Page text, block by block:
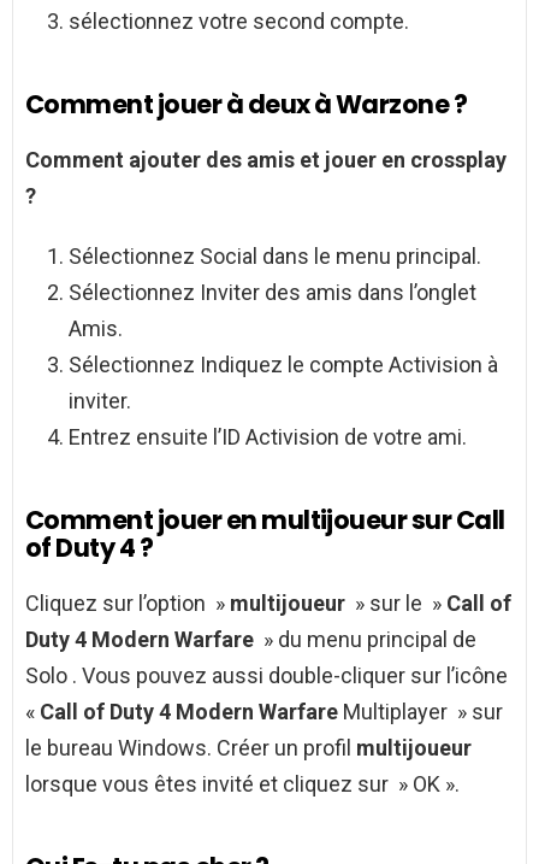
sélectionnez votre second compte.
Comment jouer à deux à Warzone ?
Comment ajouter des amis et jouer en crossplay
?
Sélectionnez Social dans le menu principal.
Sélectionnez Inviter des amis dans l’onglet
Amis.
Sélectionnez Indiquez le compte Activision à
inviter.
Entrez ensuite l’ID Activision de votre ami.
Comment jouer en multijoueur sur Call
of Duty 4 ?
Cliquez sur l’option » multijoueur » sur le » Call of
Duty 4 Modern Warfare » du menu principal de
Solo . Vous pouvez aussi double-cliquer sur l’icône
« Call of Duty 4 Modern Warfare Multiplayer » sur
le bureau Windows. Créer un profil multijoueur
lorsque vous êtes invité et cliquez sur » OK ».